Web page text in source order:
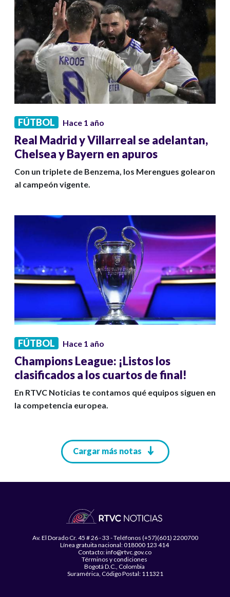
FÚTBOL Hace 1 año
Real Madrid y Villarreal se adelantan,
Chelsea y Bayern en apuros
Con un triplete de Benzema, los Merengues golearon
al campeón vigente.
FÚTBOL Hace 1 año
Champions League: ¡Listos los
clasificados a los cuartos de final!
En RTVC Noticias te contamos qué equipos siguen en
la competencia europea.
Cargar más notas
Av. El Dorado Cr. 45 # 26 - 33 - Teléfonos (+57)(601) 2200700
Línea gratuita nacional: 018000 123 414
Contacto: info@rtvc.gov.co
Términos y condiciones
Bogotá D.C., Colombia
Suramérica, Código Postal: 111321